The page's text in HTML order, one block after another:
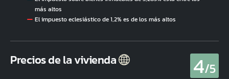
más altos
El impuesto eclesiástico de 1,2% es de los más altos
Precios de la vivienda 4/5